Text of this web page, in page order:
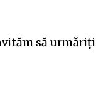
să urmăriți